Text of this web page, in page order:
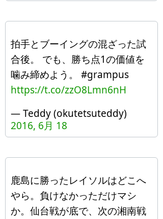
拍手とブーイングの混ざった試
合後。 でも、勝ち点1の価値を
噛み締めよう。 #grampus
https://t.co/zzO8Lmn6nH
— Teddy (okutetsuteddy)
2016, 6月 18
鹿島に勝ったレイソルはどこへ
やら。負けなかっただけマシ
か。仙台戦が底で、次の湘南戦